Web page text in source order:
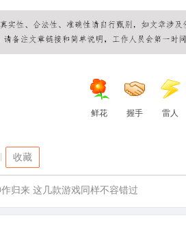
鲜花 握手 雷人
收藏
作归来 这几款游戏同样不容错过